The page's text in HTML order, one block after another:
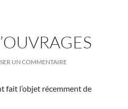
UN COMMENTAIRE
fait l’objet récemment de